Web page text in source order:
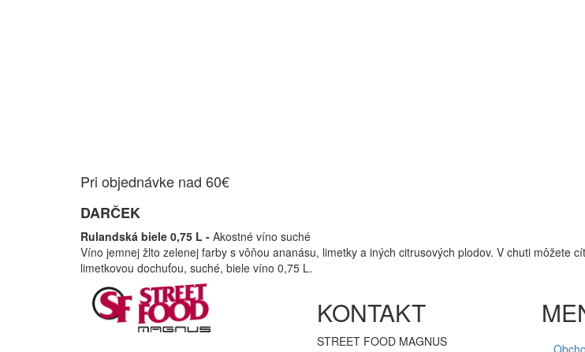
Pri objednávke nad 60€
DARČEK
Rulandská biele 0,75 L - Akostné víno suché
Víno jemnej žlto zelenej farby s vôňou ananásu, limetky a iných citrusových plodov. V chuti môžete
limetkovou dochuťou, suché, biele víno 0,75 L.
KONTAKT
STREET FOOD MAGNUS